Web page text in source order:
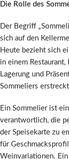
Die Rolle des
Der Begriff
sich auf den
Heute bezieht sich
in einem
Lagerung und
Sommeliers
Ein Sommelier ist
verantwortlich, die
der Speisekarte zu
für
Weinvariationen.